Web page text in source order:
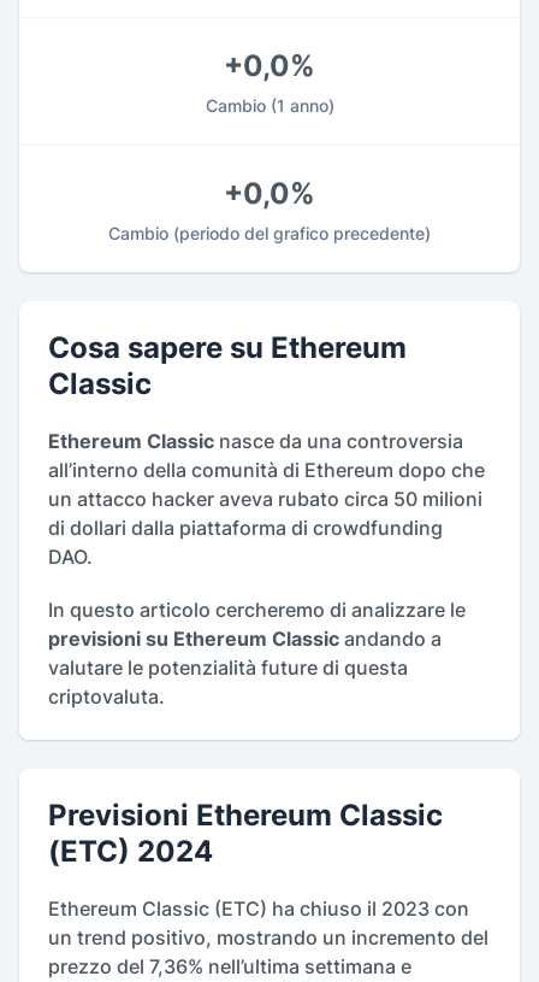
Cambio (1 anno)
+0,0%
Cambio (periodo del grafico precedente)
+0,0%
Cosa sapere su Ethereum
Classic
Ethereum Classic nasce da una controversia
all’interno della comunità di Ethereum dopo che
un attacco hacker aveva rubato circa 50 milioni
di dollari dalla piattaforma di crowdfunding
DAO.
In questo articolo cercheremo di analizzare le
previsioni su Ethereum Classic andando a
valutare le potenzialità future di questa
criptovaluta.
Previsioni Ethereum Classic
(ETC) 2024
Ethereum Classic (ETC) ha chiuso il 2023 con
un trend positivo, mostrando un incremento del
prezzo del 7,36% nell’ultima settimana e